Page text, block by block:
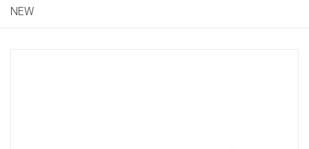
NEW